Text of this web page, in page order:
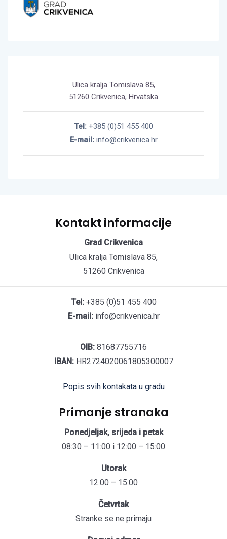
Ulica kralja Tomislava 85,
51260 Crikvenica, Hrvatska
Tel: +385 (0)51 455 400
E-mail:info@crikvenica.hr
Kontakt informacije
Grad Crikvenica
Ulica kralja Tomislava 85,
51260 Crikvenica
Tel:+385 (0)51 455 400
E-mail:info@crikvenica.hr
OIB: 81687755716
IBAN:HR2724020061805300007
Popis svih kontakata u gradu
Primanje stranaka
Ponedjeljak, srijeda i petak
08:30 – 11:00 i 12:00 – 15:00
Utorak
12:00 – 15:00
Četvrtak
Stranke se ne primaju